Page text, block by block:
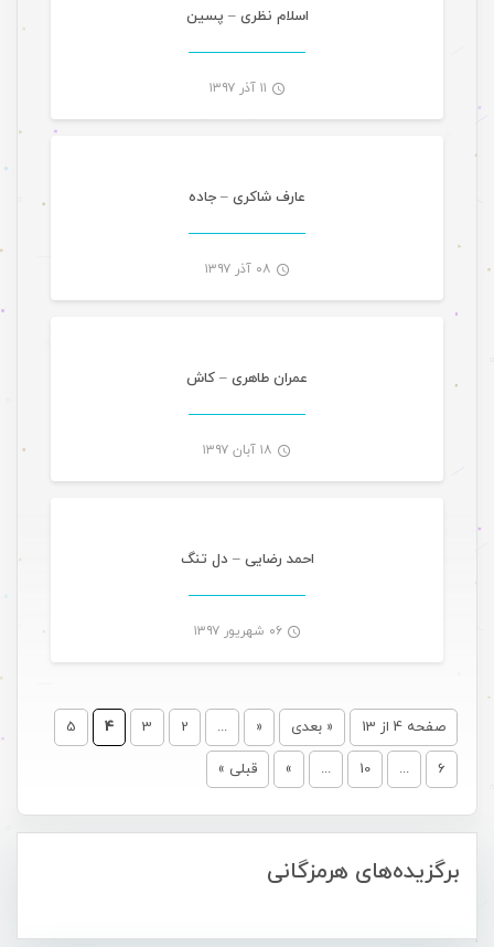
برگزیده‌های هرمزگانی
اسلام نظری – پسین
۱۱ آذر ۱۳۹۷
عارف شاکری – جاده
۰۸ آذر ۱۳۹۷
عمران طاهری – کاش
۱۸ آبان ۱۳۹۷
احمد رضایی – دل تنگ
۰۶ شهریور ۱۳۹۷
صفحه 4 از 13 « بعدی «
...
2
3
4
5
6
...
10
...
» قبلی »